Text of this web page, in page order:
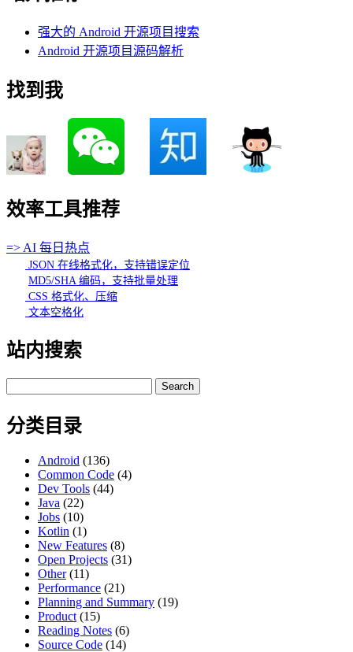
强大的 Android 开源项目搜索
Android 开源项目源码解析
找到我
效率工具推荐
=> AI 每日热点
JSON 在线格式化，支持错误定位
MD5/SHA 编码，支持批量处理
CSS 格式化、压缩
文本空格化
站内搜索
for:
分类目录
Android (136)
Common Code (4)
Dev Tools (44)
Java (22)
Jobs (10)
Kotlin (1)
New Features (8)
Open Projects (31)
Other(11)
Performance (21)
Planning and Summary (19)
Product (15)
Reading Notes (6)
Source Code (14)